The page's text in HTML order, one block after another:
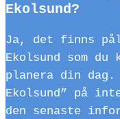
Ekolsund?
Ja, det finns
Ekolsund som
planera din dag.
Ekolsund” på
den senaste